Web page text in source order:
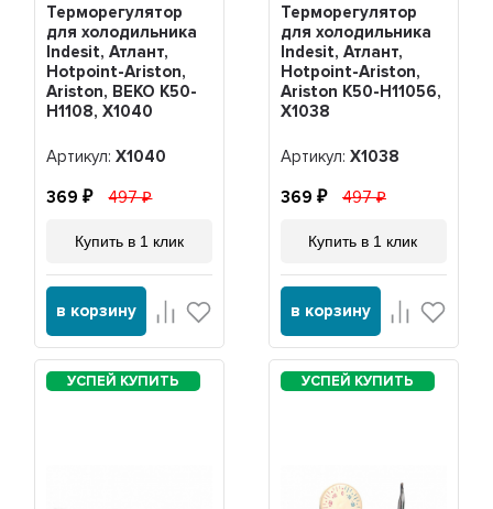
Терморегулятор
для холодильника
Indesit, Атлант,
Hotpoint-Ariston,
Ariston, BEKO K50-
H1108, Х1040
Артикул:Х1040
369 497
Купить в 1 клик
в корзину
Терморегулятор
для холодильника
Indesit, Атлант,
Hotpoint-Ariston,
Ariston K50-H11056,
Х1038
Артикул: Х1038
369 497
Купить в 1 клик
в корзину